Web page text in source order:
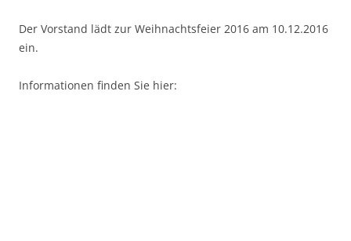
Der Vorstand lädt zur Weihnachtsfeier 2016 am 10.12.2016
ein.
Informationen finden Sie hier: